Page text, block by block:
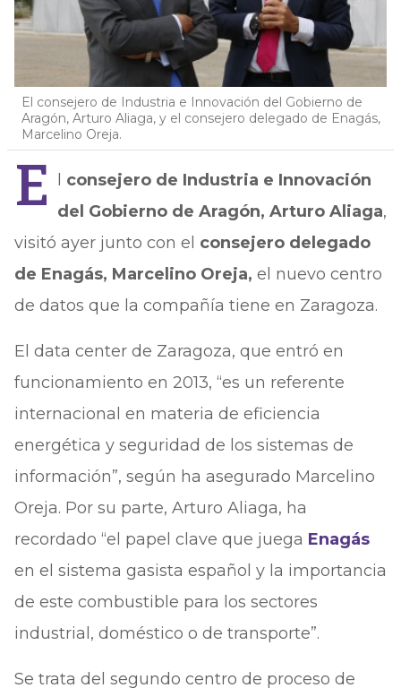
El consejero de Industria e Innovación del Gobierno de
Aragón, Arturo Aliaga, y el consejero delegado de Enagás,
Marcelino Oreja.
E
consejero de Industria e Innovación
del Gobierno de Aragón, Arturo Aliaga,
visitó ayer junto con el consejero delegado
de Enagás, Marcelino Oreja, el nuevo centro
de datos que la compañía tiene en Zaragoza.
El data center de Zaragoza, que entró en
funcionamiento en 2013, “es un referente
internacional en materia de eficiencia
energética y seguridad de los sistemas de
información”, según ha asegurado Marcelino
Oreja. Por su parte, Arturo Aliaga, ha
recordado “el papel clave que juega Enagás
en el sistema gasista español y la importancia
de este combustible para los sectores
industrial, doméstico o de transporte”.
Se trata del segundo centro de proceso de